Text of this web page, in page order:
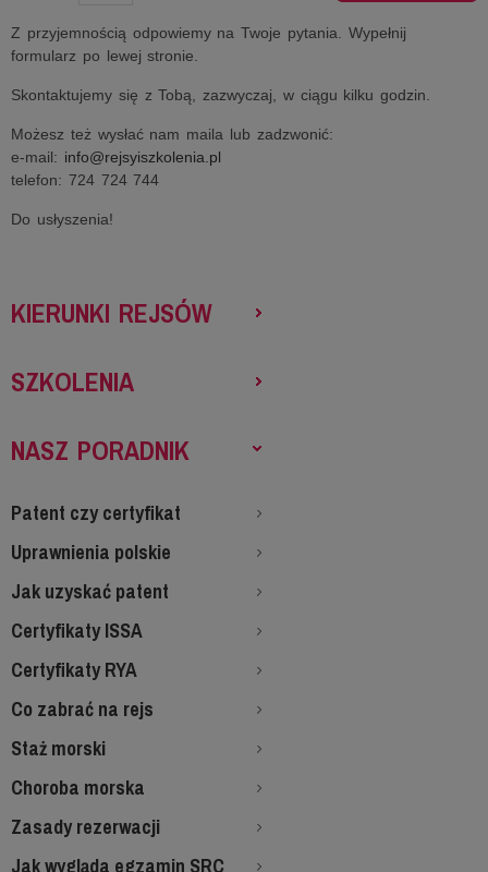
Z przyjemnością odpowiemy na Twoje pytania. Wypełnij
formularz po lewej stronie.
Skontaktujemy się z Tobą, zazwyczaj, w ciągu kilku godzin.
Możesz też wysłać nam maila lub zadzwonić:
e-mail: info@rejsyiszkolenia.pl
telefon: 724 724 744
Do usłyszenia!
KIERUNKI REJSÓW
SZKOLENIA
NASZ PORADNIK
Patent czy certyfikat
Uprawnienia polskie
Jak uzyskać patent
Certyfikaty ISSA
Certyfikaty RYA
Co zabrać na rejs
Staż morski
Choroba morska
Zasady rezerwacji
Jak wygląda egzamin SRC